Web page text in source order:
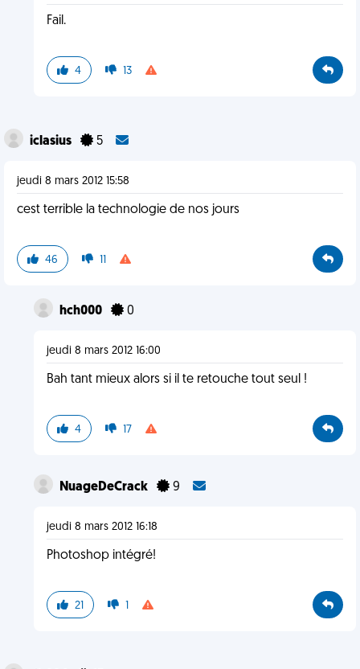
Fail.
4 13
iclasius 5
jeudi 8 mars 2012 15:58
cest terrible la technologie de nos jours
46 11
hch000 0
jeudi 8 mars 2012 16:00
Bah tant mieux alors si il te retouche tout seul !
4 17
NuageDeCrack 9
jeudi 8 mars 2012 16:18
Photoshop intégré!
21 1